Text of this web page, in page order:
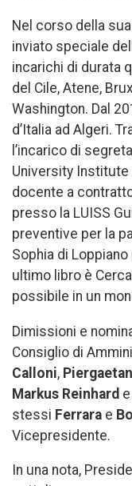
Nel corso della
inviato speciale
incarichi di durata
del Cile, Atene,
Washington. Dal
d’Italia ad Algeri.
l’incarico di
University Institute
docente a
presso la LUISS
preventive per la
Sophia di
ultimo libro è
possibile in un
Dimissioni e
Consiglio di
Calloni,
Markus Reinhard e
stessi Ferrara e
Vicepresidente.
In una nota,